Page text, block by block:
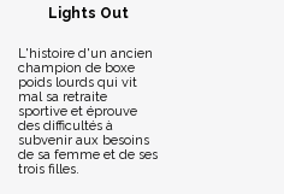
Lights Out
L'histoire d'un ancien
champion de boxe
poids lourds qui vit
mal sa retraite
sportive et éprouve
des difficultés à
subvenir aux besoins
de sa femme et de ses
trois filles.